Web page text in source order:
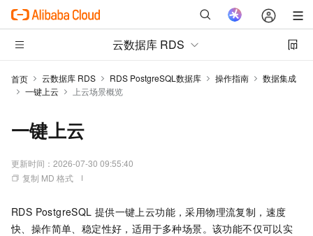
云数据库 RDS
首页 云数据库 RDS RDS PostgreSQL数据库 操作指南
数据集成
一键上云
上云场景概览
一键上云
更新时间： 2026-07-30 09:55:40
复制 MD 格式
RDS PostgreSQL 提供一键上云功能，采用物理流复制，速度
快、操作简单、稳定性好，适用于多种场景。该功能不仅可以实